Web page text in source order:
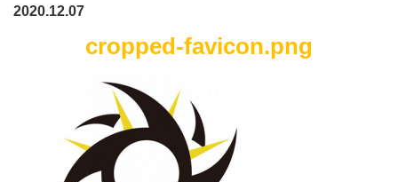
2020.12.07
cropped-favicon.png